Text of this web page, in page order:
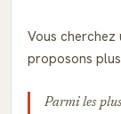
Vous cherchez
proposons
Parmi les